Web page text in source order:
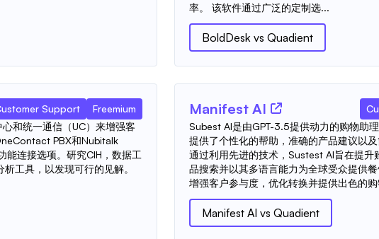
率。 该软件通过广泛的定制选...
BoldDesk vs Quadient
Support
Freemium
和统一通信（UC）来增强客
PBX和Nubitalk
能连接选项。研究CIH，数据工
工具，以发现可行的见解。
Manifest AI
Subest AI是由GPT-3.5提供动力的购物助
提供了个性化的帮助，准确的产品建议以及
通过利用先进的技术，Sustest AI旨在提升
品搜索并以其多语言能力为全球受众提供
增强客户参与度，优化转换并提供出色的
Manifest AI vs Quadient